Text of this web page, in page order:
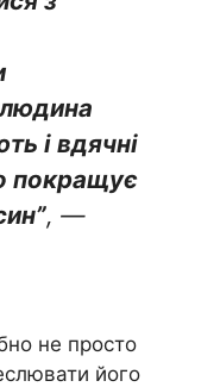
і вдячні
покращує
, —
не просто
його